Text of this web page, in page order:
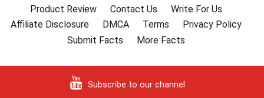
Product Review
Contact Us
Write For Us
Affiliate Disclosure
DMCA Terms
Privacy Policy
Submit Facts
More Facts
Subscribe to our channel